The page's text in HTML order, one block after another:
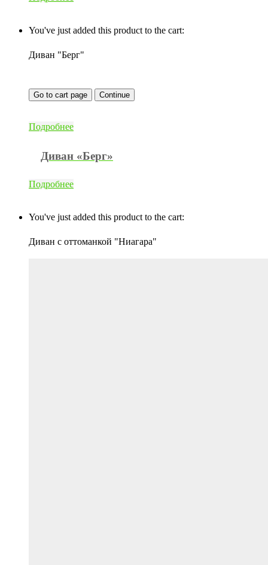
You've just added this product to the cart:
Диван "Берг"
Go to cart page Continue
Подробнее
Диван «Берг»
Подробнее
You've just added this product to the cart:
Диван с оттоманкой "Ниагара"